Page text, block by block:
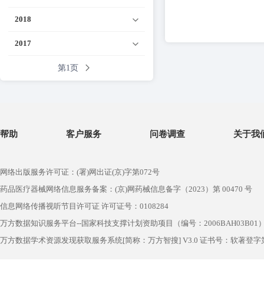
2018
2017
第1页
帮助 客户服务 问卷调查 关于我
网络出版服务许可证：(署)网出证(京)字第072号
药品医疗器械网络信息服务备案：(京)网药械信息备字（2023）第 00470 号
信息网络传播视听节目许可证 许可证号：0108284
万方数据知识服务平台--国家科技支撑计划资助项目（编号：2006BAH03B01
万方数据学术资源发现获取服务系统[简称：万方智搜] V3.0 证书号：软著登字